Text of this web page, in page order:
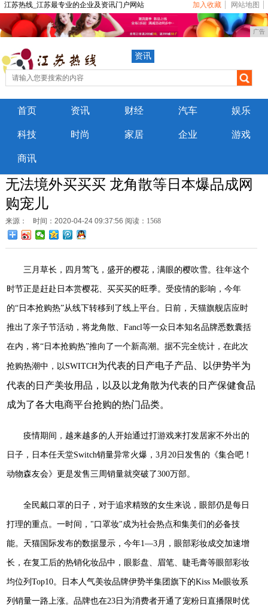
江苏热线_江苏最专业的企业及资讯门户网站 加入收藏 网站地图
广告
资讯
首页 资讯 财经 汽车 娱乐
科技 时尚 家居 企业 游戏
商讯
无法境外买买买 龙角散等日本爆品成网
购宠儿
来源： 时间：2020-04-24 09:37:56 阅读：1568
三月草长，四月莺飞，盛开的樱花，满眼的樱吹雪。往年这个
时节正是赶赴日本赏樱花、买买买的旺季。受疫情的影响，今年
的“日本抢购热”从线下转移到了线上平台。日前，天猫旗舰店应时
推出了亲子节活动，将龙角散、Fancl等一众日本知名品牌悉数囊括
在内，将“日本抢购热”推向了一个新高潮。据不完全统计，在此次
抢购热潮中，以SWITCH为代表的日产电子产品、以伊势半为
代表的日产美妆用品，以及以龙角散为代表的日产保健食品
成为了各大电商平台抢购的热门品类。
疫情期间，越来越多的人开始通过打游戏来打发居家不外出的
日子，日本任天堂Switch销量异常火爆，3月20日发售的《集合吧！
动物森友会》更是发售三周销量就突破了300万部。
全民戴口罩的日子，对于追求精致的女生来说，眼部仍是每日
打理的重点。一时间，"口罩妆"成为社会热点和集美们的必备技
能。天猫国际发布的数据显示，今年1—3月，眼部彩妆成交加速增
长，在复工后的热销化妆品中，眼影盘、眉笔、睫毛膏等眼部彩妆
均位列Top10。日本人气美妆品牌伊势半集团旗下的Kiss Me眼妆系
列销量一路上涨。品牌也在23日为消费者开通了宠粉日直播限时优